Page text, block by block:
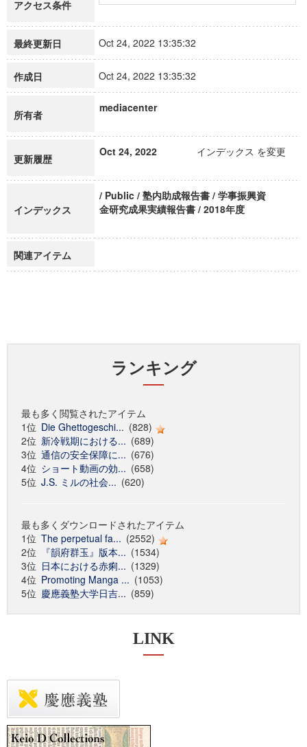
アクセス条件
最終更新日 Oct 24, 2022 13:35:32
作成日 Oct 24, 2022 13:35:32
所有者
mediacenter
更新履歴
Oct 24, 2022 インデックス を変更
インデックス
/ Public / 塾内助成報告書 / 学事振興資
金研究成果実績報告書 / 2018年度
関連アイテム
ランキング
最も多く閲覧されたアイテム
1位 Die Ghettogeschi... (828)
2位 新冷戦期における... (689)
3位 通信の安全保障に... (676)
4位 ショート動画の効... (658)
5位 J.S. ミルの社会... (620)
最も多くダウンロードされたアイテム
1位 The perpetual fa... (2552)
2位
『韻府群玉』版本... (1534)
3位 日本における赤痢... (1329)
4位 Promoting Manga ... (1053)
5位 慶應義塾大学日吉... (859)
LINK